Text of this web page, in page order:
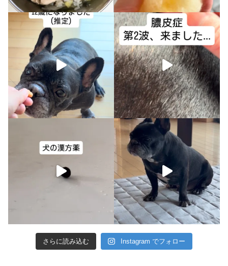
さらに読み込む Instagram でフォロー